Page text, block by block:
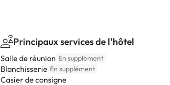
Principaux services de l'hôtel
Salle de réunion En supplément
Blanchisserie En supplément
Casier de consigne